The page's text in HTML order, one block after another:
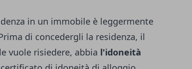
in un immobile è leggermente
di concedergli la residenza, il
vuole risiedere, abbia l'idoneità